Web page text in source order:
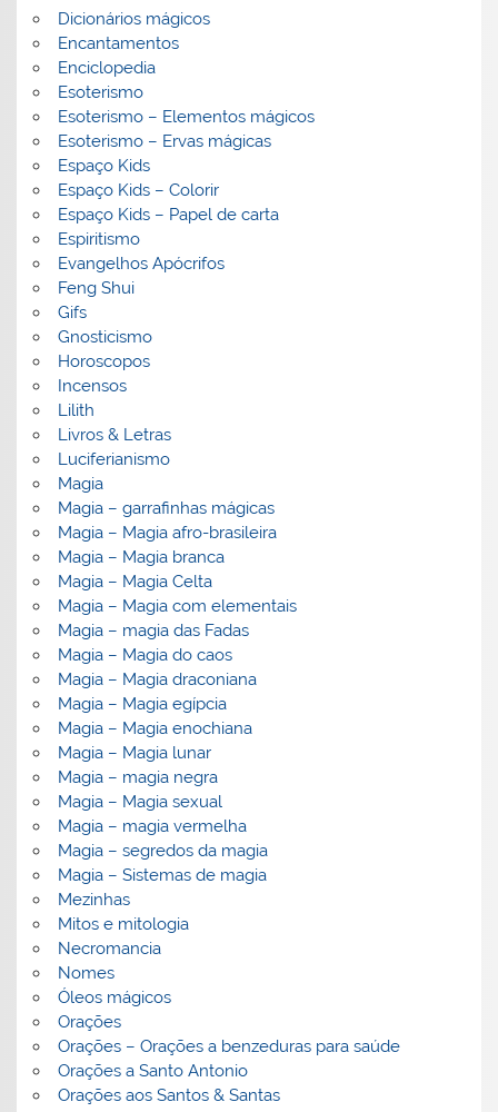
Dicionários mágicos
Encantamentos
Enciclopedia
Esoterismo
Esoterismo – Elementos mágicos
Esoterismo – Ervas mágicas
Espaço Kids
Espaço Kids – Colorir
Espaço Kids – Papel de carta
Espiritismo
Evangelhos Apócrifos
Feng Shui
Gifs
Gnosticismo
Horoscopos
Incensos
Lilith
Livros & Letras
Luciferianismo
Magia
Magia – garrafinhas mágicas
Magia – Magia afro-brasileira
Magia – Magia branca
Magia – Magia Celta
Magia – Magia com elementais
Magia – magia das Fadas
Magia – Magia do caos
Magia – Magia draconiana
Magia – Magia egípcia
Magia – Magia enochiana
Magia – Magia lunar
Magia – magia negra
Magia – Magia sexual
Magia – magia vermelha
Magia – segredos da magia
Magia – Sistemas de magia
Mezinhas
Mitos e mitologia
Necromancia
Nomes
Óleos mágicos
Orações
Orações – Orações a benzeduras para saúde
Orações a Santo Antonio
Orações aos Santos & Santas